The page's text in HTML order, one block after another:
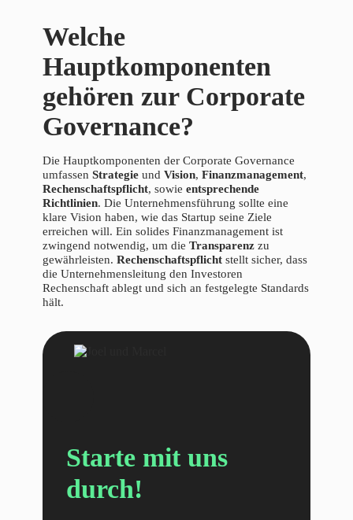
Welche
Hauptkomponenten
gehören zur Corporate
Governance?
Die Hauptkomponenten der Corporate Governance
umfassen Strategie und Vision, Finanzmanagement,
Rechenschaftspflicht, sowie entsprechende
Richtlinien. Die Unternehmensführung sollte eine
klare Vision haben, wie das Startup seine Ziele
erreichen will. Ein solides Finanzmanagement ist
zwingend notwendig, um die Transparenz zu
gewährleisten. Rechenschaftspflicht stellt sicher, dass
die Unternehmensleitung den Investoren
Rechenschaft ablegt und sich an festgelegte Standards
hält.
Starte mit uns
durch!